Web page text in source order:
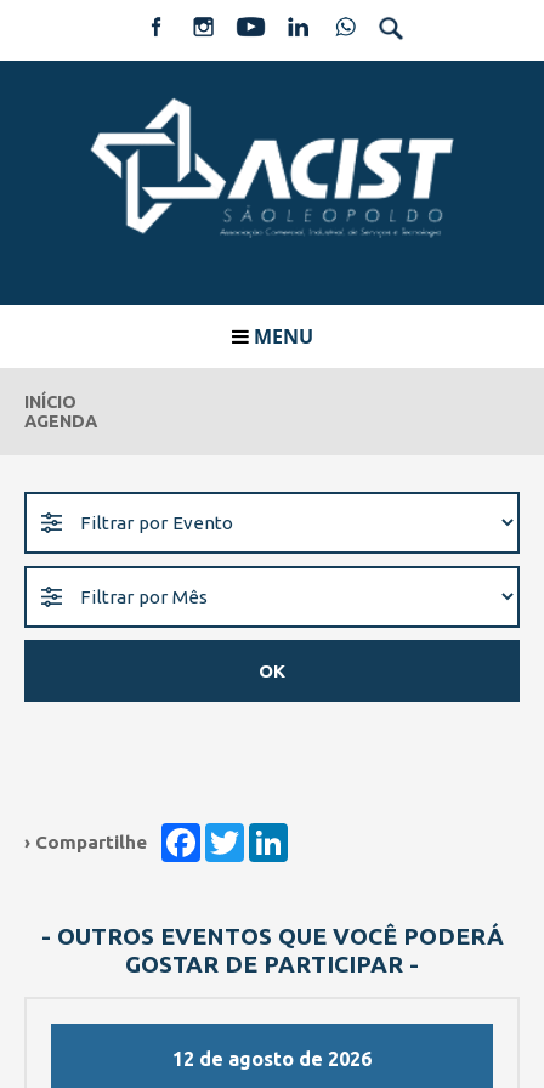
MENU
INÍCIO
AGENDA
› Compartilhe Facebook
Twitter
- OUTROS EVENTOS QUE VOCÊ PODERÁ
GOSTAR DE PARTICIPAR -
12 de agosto de 2026